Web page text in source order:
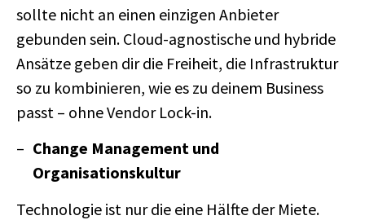
sollte nicht an einen einzigen Anbieter
gebunden sein. Cloud-agnostische und hybride
Ansätze geben dir die Freiheit, die Infrastruktur
so zu kombinieren, wie es zu deinem Business
passt – ohne Vendor Lock-in.
Change Management und
Organisationskultur
Technologie ist nur die eine Hälfte der Miete.